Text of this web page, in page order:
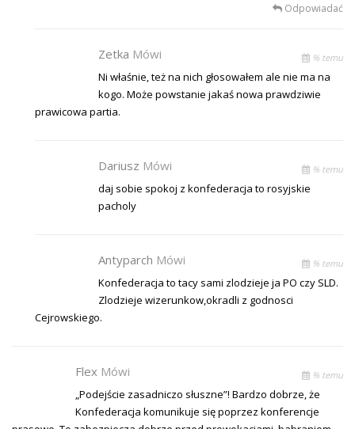
Odpowiadać
Zetka Mówi % temu
Ni właśnie, też na nich głosowałem ale nie ma na
kogo. Może powstanie jakaś nowa prawdziwie
prawicowa partia.
Dariusz Mówi % temu
daj sobie spokoj z konfederacja to rosyjskie
pacholy
Antyparch Mówi % temu
Konfederacja to tacy sami zlodzieje ja PO czy SLD.
Zlodzieje wizerunkow,okradli z godnosci
Cejrowskiego.
Flex Mówi % temu
„Podejście zasadniczo słuszne”! Bardzo dobrze, że
Konfederacja komunikuje się poprzez konferencje